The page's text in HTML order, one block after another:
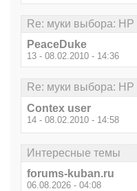
Re: муки выбора:
PeaceDuke
13 - 08.02.2010 - 14:36
Re: муки выбора:
Contex user
14 - 08.02.2010 - 14:58
Интересные темы
forums-kuban.ru
06.08.2026 - 04:08